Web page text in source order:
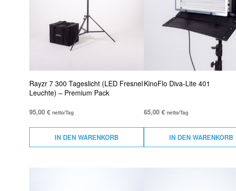
Rayzr 7 300 Tageslicht (LED Fresnel
Leuchte) – Premium Pack
95,00 € netto/Tag
IN DEN WARENKORB
KinoFlo Diva-Lite 401
65,00 € netto/Tag
IN DEN WARENKORB